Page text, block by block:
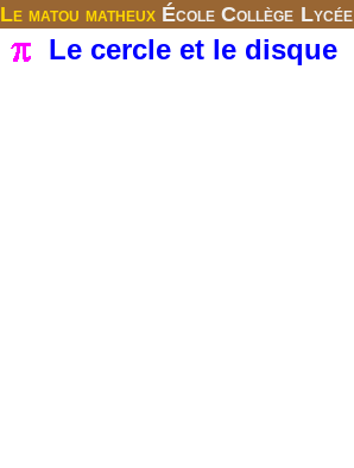
Le matou matheux École Collège Lycée
Le cercle et le disque